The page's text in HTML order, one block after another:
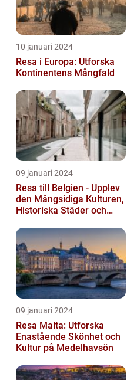
10 januari 2024
Resa i Europa: Utforska
Kontinentens Mångfald
09 januari 2024
Resa till Belgien - Upplev
den Mångsidiga Kulturen,
Historiska Städer och
09 januari 2024
Resa Malta: Utforska
Enastående Skönhet och
Kultur på Medelhavsön